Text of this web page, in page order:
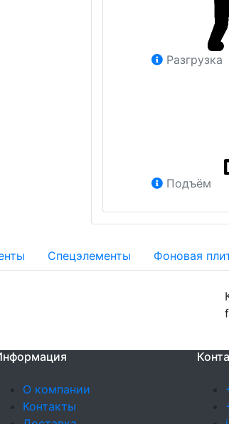
Разгрузка
Подъём
Спецэлементы Фоновая
О компании
Контакты